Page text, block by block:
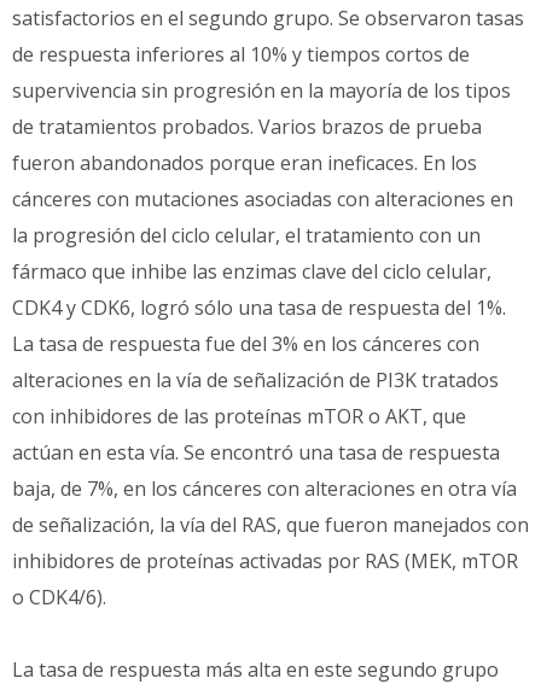
satisfactorios en el segundo grupo. Se observaron tasas
de respuesta inferiores al 10% y tiempos cortos de
supervivencia sin progresión en la mayoría de los tipos
de tratamientos probados. Varios brazos de prueba
fueron abandonados porque eran ineficaces. En los
cánceres con mutaciones asociadas con alteraciones en
la progresión del ciclo celular, el tratamiento con un
fármaco que inhibe las enzimas clave del ciclo celular,
CDK4 y CDK6, logró sólo una tasa de respuesta del 1%.
La tasa de respuesta fue del 3% en los cánceres con
alteraciones en la vía de señalización de PI3K tratados
con inhibidores de las proteínas mTOR o AKT, que
actúan en esta vía. Se encontró una tasa de respuesta
baja, de 7%, en los cánceres con alteraciones en otra vía
de señalización, la vía del RAS, que fueron manejados con
inhibidores de proteínas activadas por RAS (MEK, mTOR
o CDK4/6).
La tasa de respuesta más alta en este segundo grupo